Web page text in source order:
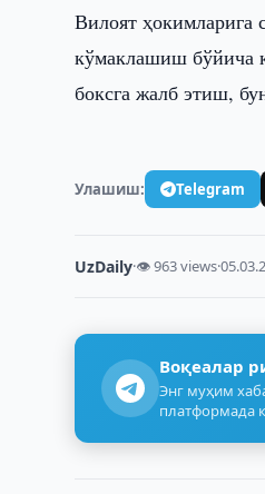
Вилоят ҳокимларига
кўмаклашиш бўйича
боксга жалб этиш,
Улашиш: Telegram
UzDaily·👁 963 views·
Воқеалар
Энг муҳим
платформада